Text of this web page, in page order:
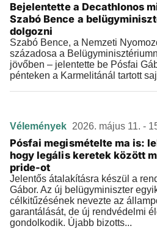
Bejelentette a Decathlonos
Szabó Bence a
dolgozni
Szabó Bence, a Nemzeti
századosa a
jövőben – jelentette be Pósfai
pénteken a Karmelitánál tartott
Vélemények 2026. május 11. -
Pósfai megismételte ma is:
hogy legális keretek között
pride-ot
Jelentős átalakításra készül a
Gábor. Az új belügyminiszter
célkitűzésének nevezte az
garantálását, de új rendvédelmi
gondolkodik. Újabb bizotts...